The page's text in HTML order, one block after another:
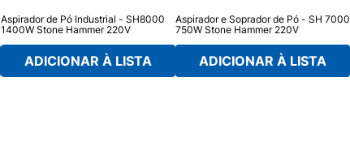
Aspirador de Pó Industrial - SH8000
1400W Stone Hammer 220V
ADICIONAR À LISTA
Aspirador e Soprador de Pó - SH 7000
750W Stone Hammer 220V
ADICIONAR À LISTA